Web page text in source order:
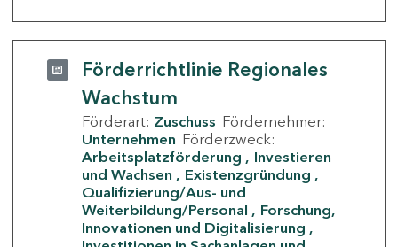
Förderrichtlinie Regionales
Wachstum
Förderart: Zuschuss Fördernehmer:
Unternehmen Förderzweck:
Arbeitsplatzförderung
Investieren
und Wachsen
Existenzgründung
Qualifizierung/Aus- und
Weiterbildung/Personal
Forschung,
Innovationen und Digitalisierung